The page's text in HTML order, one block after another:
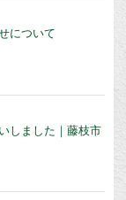
について
しました｜藤枝市